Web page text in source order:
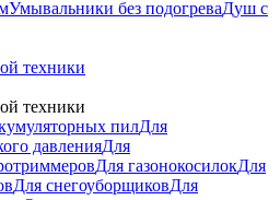
Умывальники без подогреваДуш с
техники
техники
пилДля
давленияДля
Для газонокосилокДля
Для снегоуборщиковДля